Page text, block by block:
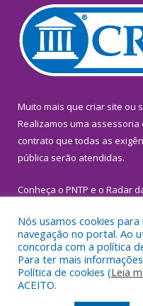
Muito mais que criar site ou
Realizamos uma assessoria
contrato que todas as
pública serão atendidas.
Conheça o PNTP e o Radar
Todos os direitos
Nós usamos cookies
navegação no portal. Ao
concorda com a política
Para ter mais
Política de cookies (Leia
ACEITO.